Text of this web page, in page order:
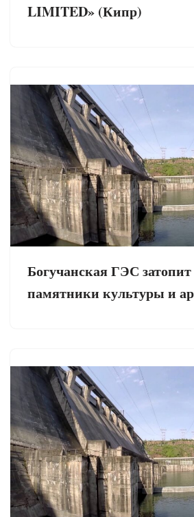
LIMITED» (Кипр)
Богучанская ГЭС
памятники культуры и